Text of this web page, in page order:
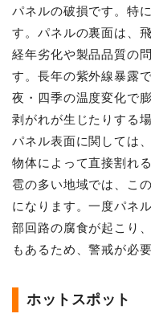
パネルの破損です。特
す。パネルの裏面は、
経年劣化や製品品質の
す。長年の紫外線暴露
夜・四季の温度変化で
剥がれが生じたりする
パネル表面に関しては
物体によって直接割れ
雹の多い地域では、こ
になります。一度パネ
部回路の腐食が起こり
もあるため、警戒が必要
ホットスポット